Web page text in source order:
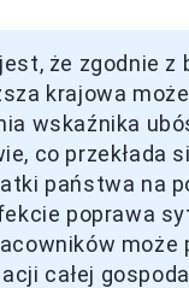
że zgodnie z
krajowa
wskaźnika
co przekłada
państwa na
poprawa
może
całej